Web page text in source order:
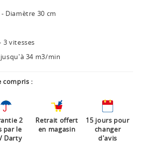
Diamètre 30 cm
3 vitesses
34 m3/min
compris :
2
par le
Darty
Retrait offert
en magasin
15 jours pour
changer
d'avis